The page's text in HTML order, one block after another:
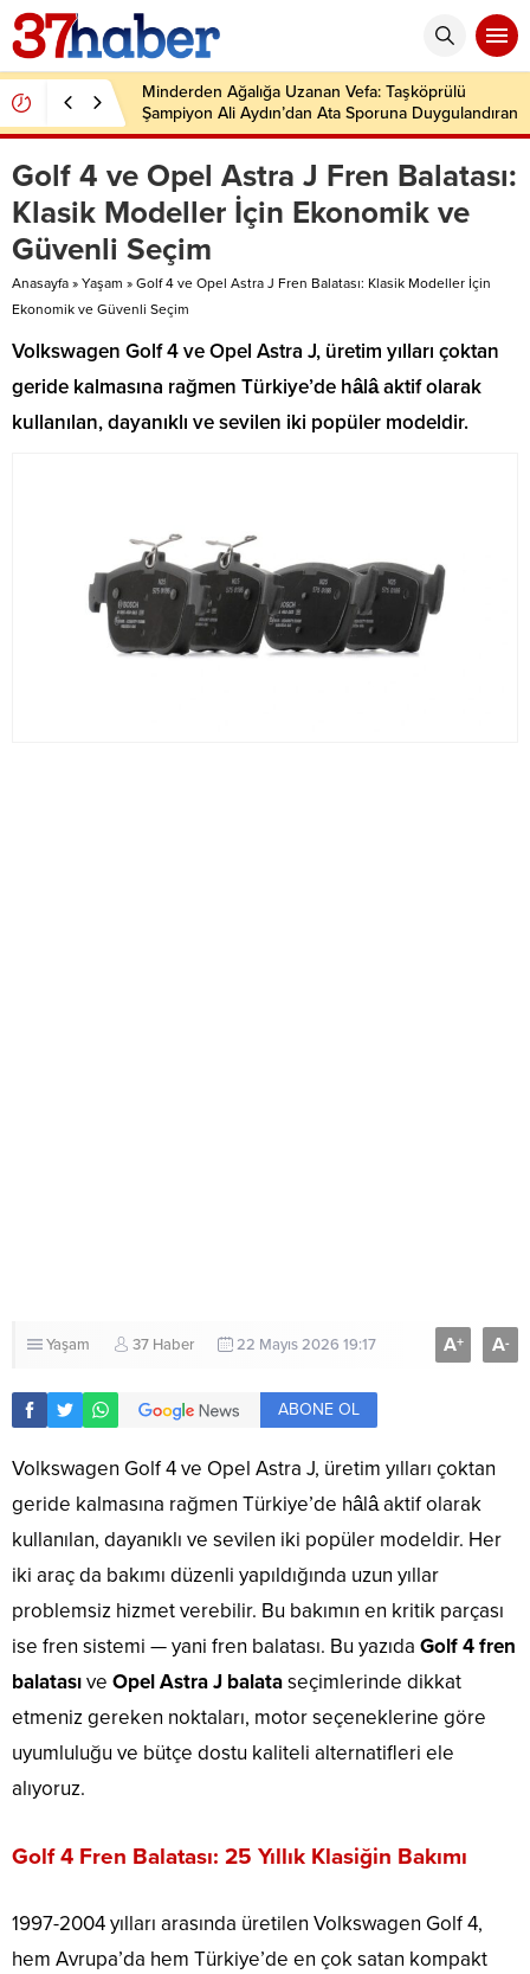
Minderden Ağalığa Uzanan Vefa: Taşköprülü
Şampiyon Ali Aydın’dan Ata Sporuna Duygulandıran
Dönüş
Golf 4 ve Opel Astra J Fren Balatası:
Klasik Modeller İçin Ekonomik ve
Güvenli Seçim
Anasayfa » Yaşam » Golf 4 ve Opel Astra J Fren Balatası: Klasik Modeller İçin
Ekonomik ve Güvenli Seçim
Volkswagen Golf 4 ve Opel Astra J, üretim yılları çoktan
geride kalmasına rağmen Türkiye’de hâlâ aktif olarak
kullanılan, dayanıklı ve sevilen iki popüler modeldir.
Yaşam 37 Haber 22 Mayıs 2026 19:17 A+ A-
ABONE OL
Volkswagen Golf 4 ve Opel Astra J, üretim yılları çoktan
geride kalmasına rağmen Türkiye’de hâlâ aktif olarak
kullanılan, dayanıklı ve sevilen iki popüler modeldir. Her
iki araç da bakımı düzenli yapıldığında uzun yıllar
problemsiz hizmet verebilir. Bu bakımın en kritik parçası
ise fren sistemi — yani fren balatası. Bu yazıda Golf 4 fren
balatasıve Opel Astra J balataseçimlerinde dikkat
etmeniz gereken noktaları, motor seçeneklerine göre
uyumluluğu ve bütçe dostu kaliteli alternatifleri ele
alıyoruz.
Golf 4 Fren Balatası: 25 Yıllık Klasiğin Bakımı
1997-2004 yılları arasında üretilen Volkswagen Golf 4,
hem Avrupa’da hem Türkiye’de en çok satan kompakt